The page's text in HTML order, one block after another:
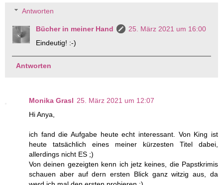
Antworten
Bücher in meiner Hand
25. März 2021 um 16:00
Eindeutig! :-)
Antworten
Monika Grasl 25. März 2021 um 12:07
Hi Anya,
ich fand die Aufgabe heute echt interessant. Von King ist
heute tatsächlich eines meiner kürzesten Titel dabei,
allerdings nicht ES ;)
Von deinen gezeigten kenn ich jetz keines, die Papstkrimis
schauen aber auf dern ersten Blick ganz witzig aus, da